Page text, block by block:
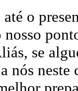
até o
se
nós